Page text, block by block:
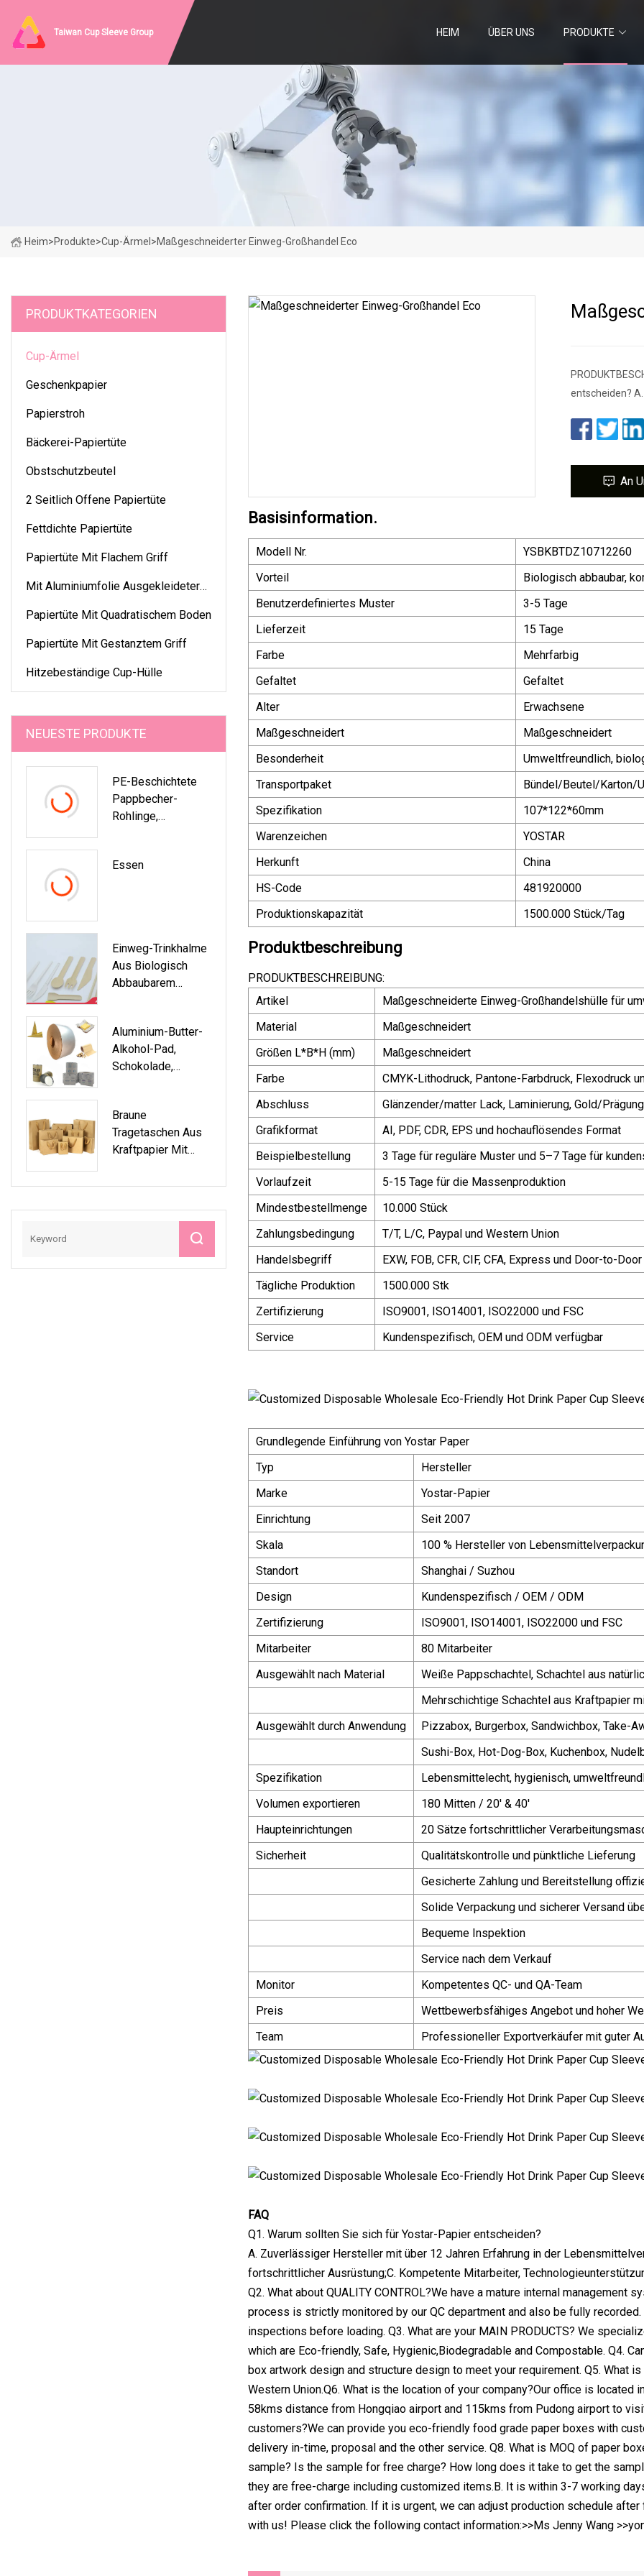
Taiwan Cup Sleeve Group HEIM ÜBER UNS PRODUKTE
Heim>Produkte>Cup-Ärmel >Maßgeschneiderter Einweg-Großhandel Eco
PRODUKTKATEGORIEN
Cup-Ärmel
Geschenkpapier
Papierstroh
Bäckerei-Papiertüte
Obstschutzbeutel
2 Seitlich Offene Papiertüte
Fettdichte Papiertüte
Papiertüte Mit Flachem Griff
Mit Aluminiumfolie Ausgekleideter
Papiertüte Mit Quadratischem Boden
Papiertüte Mit Gestanztem Griff
Hitzebeständige Cup-Hülle
NEUESTE PRODUKTE
PE-Beschichtete
Pappbecher-
Rohlinge,
Essen
Einweg-Trinkhalme
Aus Biologisch
Abbaubarem
Aluminium-Butter-
Alkohol-Pad,
Schokolade,
Lebensmittelverpa
Ckung, Mit
Rollenrückseite,
Laminierung, Kraft-
Laminiertes Papier
Braune
Tragetaschen Aus
Kraftpapier Mit
Papiergriff
entscheiden?
An
Basisinformation.
Modell Nr.
YSBKBTDZ10712260
Vorteil
Biologisch abbaubar,
Benutzerdefiniertes Muster
3-5 Tage
Lieferzeit
15 Tage
Farbe
Mehrfarbig
Gefaltet
Gefaltet
Alter
Erwachsene
Maßgeschneidert
Maßgeschneidert
Besonderheit
Umweltfreundlich,
Transportpaket
Bündel/Beutel/Karton/
Spezifikation
107*122*60mm
Warenzeichen
YOSTAR
Herkunft
China
HS-Code
481920000
Produktionskapazität
1500.000 Stück/Tag
Produktbeschreibung
PRODUKTBESCHREIBUNG:
Artikel
Maßgeschneiderte Einweg-Großhandelshülle für
Material
Maßgeschneidert
Größen L*B*H (mm)
Maßgeschneidert
Farbe
CMYK-Lithodruck, Pantone-Farbdruck, Flexodruck
Abschluss
Glänzender/matter Lack, Laminierung, Gold/
Grafikformat
AI, PDF, CDR, EPS und hochauflösendes Format
Beispielbestellung
3 Tage für reguläre Muster und 5–7 Tage für
Vorlaufzeit
5-15 Tage für die Massenproduktion
Mindestbestellmenge
10.000 Stück
Zahlungsbedingung
T/T, L/C, Paypal und Western Union
Handelsbegriff
EXW, FOB, CFR, CIF, CFA, Express und Door-to-Door
Tägliche Produktion
1500.000 Stk
Zertifizierung
ISO9001, ISO14001, ISO22000 und FSC
Service
Kundenspezifisch, OEM und ODM verfügbar
Grundlegende Einführung von Yostar Paper
Typ
Hersteller
Marke
Yostar-Papier
Einrichtung
Seit 2007
Skala
100 % Hersteller von
Standort
Shanghai / Suzhou
Design
Kundenspezifisch / OEM / ODM
Zertifizierung
ISO9001, ISO14001, ISO22000 und FSC
Mitarbeiter
80 Mitarbeiter
Ausgewählt nach Material
Weiße Pappschachtel, Schachtel aus
Mehrschichtige Schachtel aus Kraftpapier
Ausgewählt durch Anwendung
Pizzabox, Burgerbox, Sandwichbox, Take-
Sushi-Box, Hot-Dog-Box, Kuchenbox,
Spezifikation
Lebensmittelecht, hygienisch,
Volumen exportieren
180 Mitten / 20' & 40'
Haupteinrichtungen
20 Sätze fortschrittlicher
Sicherheit
Qualitätskontrolle und pünktliche Lieferung
Gesicherte Zahlung und Bereitstellung
Solide Verpackung und sicherer Versand
Bequeme Inspektion
Service nach dem Verkauf
Monitor
Kompetentes QC- und QA-Team
Preis
Wettbewerbsfähiges Angebot und hoher
Team
Professioneller Exportverkäufer mit guter
FAQ
Q1. Warum sollten Sie sich für Yostar-Papier entscheiden?
A. Zuverlässiger Hersteller mit über 12 Jahren Erfahrung in der
fortschrittlicher Ausrüstung;C. Kompetente Mitarbeiter,
Q2. What about QUALITY CONTROL?We have a mature internal
process is strictly monitored by our QC department and also be fully
inspections before loading. Q3. What are your MAIN PRODUCTS? We
which are Eco-friendly, Safe, Hygienic,Biodegradable and Compostable. Q4.
box artwork design and structure design to meet your requirement. Q5. What
Western Union.Q6. What is the location of your company?Our office is located
58kms distance from Hongqiao airport and 115kms from Pudong airport to
customers?We can provide you eco-friendly food grade paper boxes with
delivery in-time, proposal and the other service. Q8. What is MOQ of paper
sample? Is the sample for free charge? How long does it take to get the
they are free-charge including customized items.B. It is within 3-7 working
after order confirmation. If it is urgent, we can adjust production schedule
with us! Please click the following contact information:>>Ms Jenny Wang